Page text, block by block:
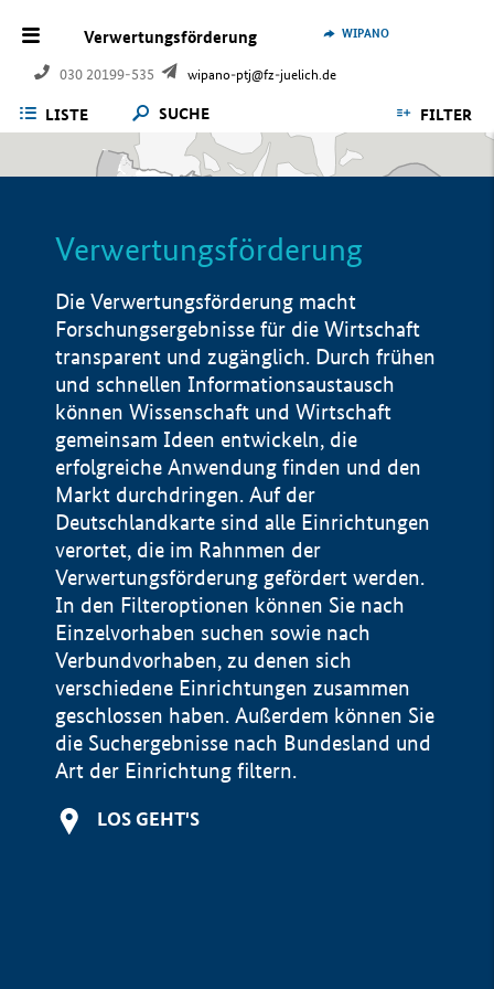
Verwertungsförderung
030 20199-535 wipano-ptj@fz-juelich.de
WIPANO
LISTE SUCHE FILTER
Verwertungsförderung
Die Verwertungsförderung macht
Forschungsergebnisse für die Wirtschaft
transparent und zugänglich. Durch frühen
und schnellen Informationsaustausch
können Wissenschaft und Wirtschaft
gemeinsam Ideen entwickeln, die
erfolgreiche Anwendung finden und den
Markt durchdringen. Auf der
Deutschlandkarte sind alle Einrichtungen
verortet, die im Rahnmen der
Verwertungsförderung gefördert werden.
In den Filteroptionen können Sie nach
Einzelvorhaben suchen sowie nach
Verbundvorhaben, zu denen sich
verschiedene Einrichtungen zusammen
geschlossen haben. Außerdem können Sie
die Suchergebnisse nach Bundesland und
Art der Einrichtung filtern.
LOS GEHT'S